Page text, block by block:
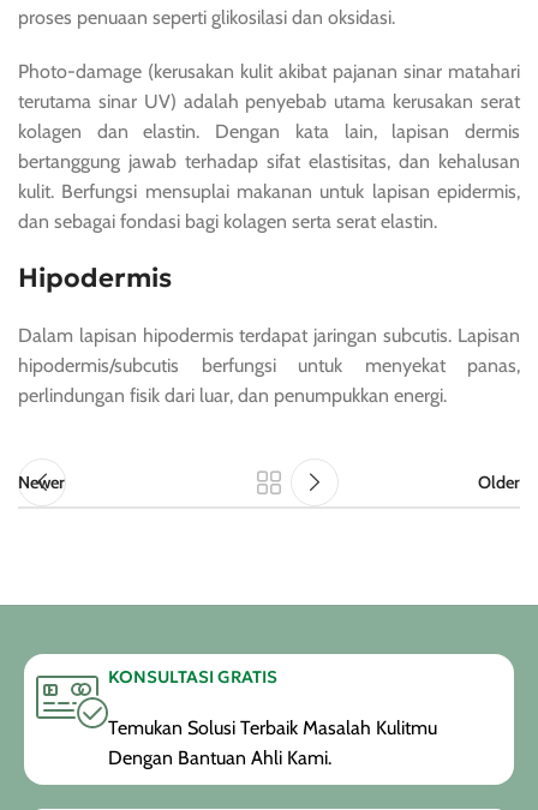
proses penuaan seperti glikosilasi dan oksidasi.
Photo-damage (kerusakan kulit akibat pajanan sinar matahari
terutama sinar UV) adalah penyebab utama kerusakan serat
kolagen dan elastin. Dengan kata lain, lapisan dermis
bertanggung jawab terhadap sifat elastisitas, dan kehalusan
kulit. Berfungsi mensuplai makanan untuk lapisan epidermis,
dan sebagai fondasi bagi kolagen serta serat elastin.
Hipodermis
Dalam lapisan hipodermis terdapat jaringan subcutis. Lapisan
hipodermis/subcutis berfungsi untuk menyekat panas,
perlindungan fisik dari luar, dan penumpukkan energi.
Newer Older
KONSULTASI GRATIS
Temukan Solusi Terbaik Masalah Kulitmu
Dengan Bantuan Ahli Kami.